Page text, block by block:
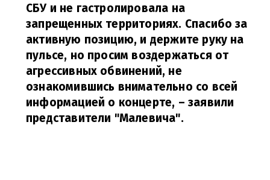
СБУ и не гастролировала на
запрещенных территориях. Спасибо за
активную позицию, и держите руку на
пульсе, но просим воздержаться от
агрессивных обвинений, не
ознакомившись внимательно со всей
информацией о концерте, – заявили
представители "Малевича".